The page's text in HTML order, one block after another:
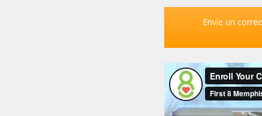
Envíe un